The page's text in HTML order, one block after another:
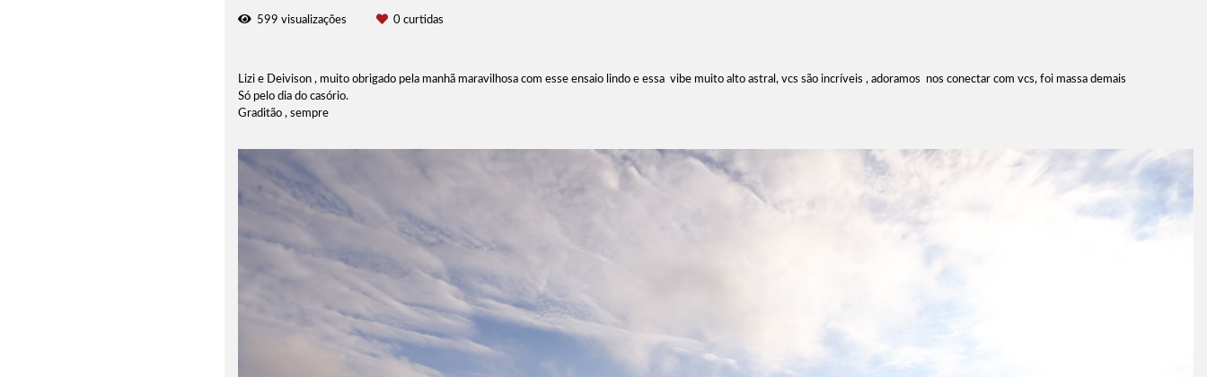
599 visualizações 0 curtidas
Lizi e Deivison , muito obrigado pela manhã maravilhosa com esse ensaio lindo e essa vibe muito alto astral, vcs são incríveis , adoramos nos conectar com vcs, foi massa demais
Só pelo dia do casório.
Graditão , sempre